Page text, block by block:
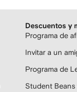
Descuentos y
Programa de
Invitar a un
Programa de
Student